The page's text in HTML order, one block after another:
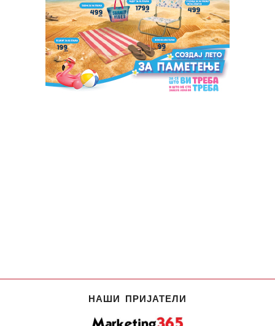
НАШИ ПРИЈАТЕЛИ